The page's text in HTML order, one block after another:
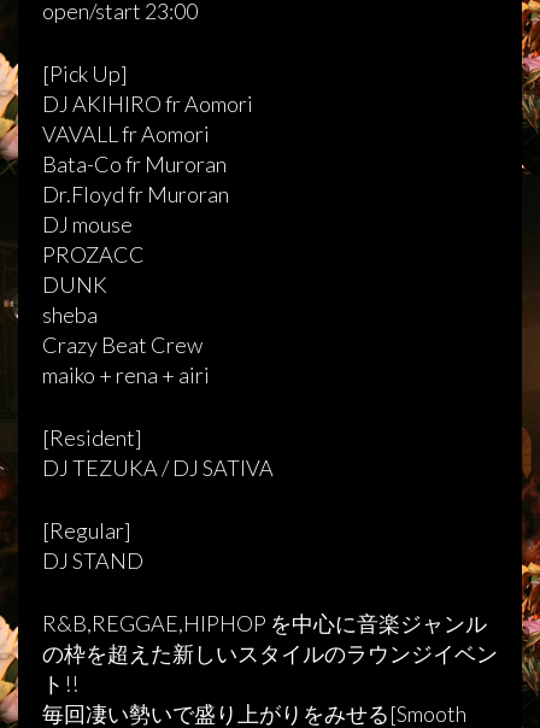
open/start 23:00
[Pick Up]
DJ AKIHIRO fr Aomori
VAVALL fr Aomori
Bata-Co fr Muroran
Dr.Floyd fr Muroran
DJ mouse
PROZACC
DUNK
sheba
Crazy Beat Crew
maiko + rena + airi
[Resident]
DJ TEZUKA / DJ SATIVA
[Regular]
DJ STAND
R&B,REGGAE,HIPHOP を中心に音楽ジャンル
の枠を超えた新しいスタイルのラウンジイベン
ト!!
毎回凄い勢いで盛り上がりをみせる[Smooth